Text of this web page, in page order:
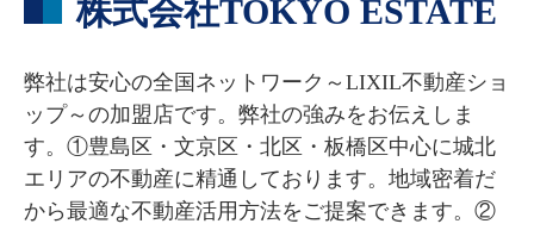
株式会社TOKYO ESTATE
弊社は安心の全国ネットワーク～LIXIL不動産ショ
ップ～の加盟店です。弊社の強みをお伝えしま
す。①豊島区・文京区・北区・板橋区中心に城北
エリアの不動産に精通しております。地域密着だ
から最適な不動産活用方法をご提案できます。②